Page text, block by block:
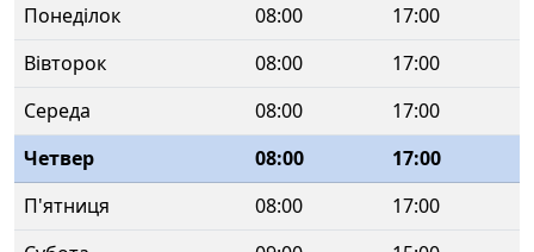
Понеділок 08:00
17:00
Вівторок
08:00
17:00
Середа
08:00
17:00
Четвер
08:00
17:00
П'ятниця
08:00
17:00